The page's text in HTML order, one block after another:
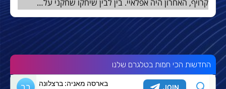
קרויף, האחרון היה אפלאיי. בין לבין שיחקו שחקני על…
החדשות הכי חמות בטלגרם שלנו